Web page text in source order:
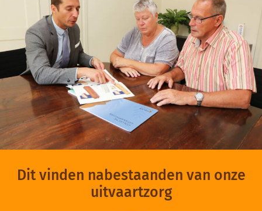
Dit vinden nabestaanden van onze
uitvaartzorg